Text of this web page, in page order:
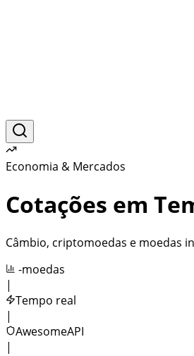
Economia & Mercados
Cotações em
Câmbio, criptomoedas e moedas
-moedas
|
Tempo real
|
AwesomeAPI
|